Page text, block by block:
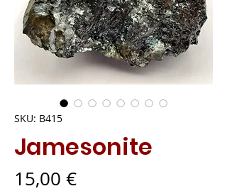
SKU: B415
Jamesonite
15,00 €Preço